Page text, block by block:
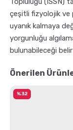
çeşitli fizyolojik ve
uyanık kalmaya
yorgunluğu
bulunabileceği
Önerilen
%32